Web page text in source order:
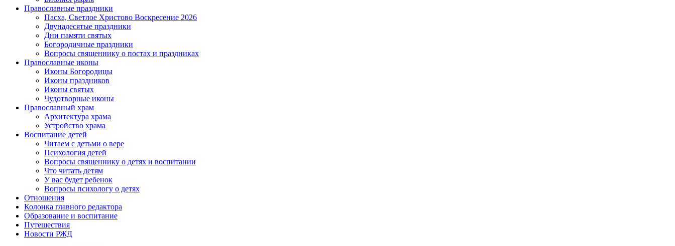
Православные праздники
Пасха, Светлое Христово Воскресение 2026
Двунадесятые праздники
Дни памяти святых
Богородичные праздники
Вопросы священнику о постах и праздниках
Православные иконы
Иконы Богородицы
Иконы праздников
Иконы святых
Чудотворные иконы
Православный храм
Архитектура храма
Устройство храма
Воспитание детей
Читаем с детьми о вере
Психология детей
Вопросы священнику о детях и воспитании
Что читать детям
У вас будет ребенок
Вопросы психологу о детях
Отношения
Колонка главного редактора
Образование и воспитание
Путешествия
Новости РЖД